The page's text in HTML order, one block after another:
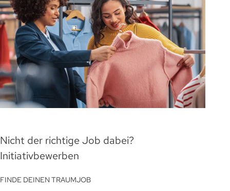
Nicht der richtige Job dabei?
Initiativbewerben
FINDE DEINEN TRAUMJOB